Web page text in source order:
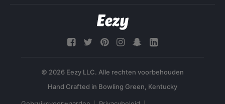
© 2026 Eezy LLC. Alle rechten voorbehouden